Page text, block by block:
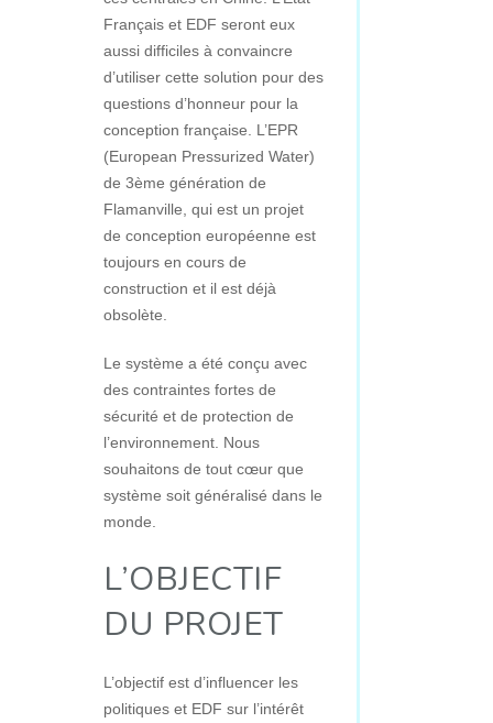
Français et EDF seront eux
aussi difficiles à convaincre
d’utiliser cette solution pour des
questions d’honneur pour la
conception française. L’EPR
(European Pressurized Water)
de 3ème génération de
Flamanville, qui est un projet
de conception européenne est
toujours en cours de
construction et il est déjà
obsolète.
Le système a été conçu avec
des contraintes fortes de
sécurité et de protection de
l’environnement. Nous
souhaitons de tout cœur que
système soit généralisé dans le
monde.
L’OBJECTIF
DU PROJET
L’objectif est d’influencer les
politiques et EDF sur l’intérêt